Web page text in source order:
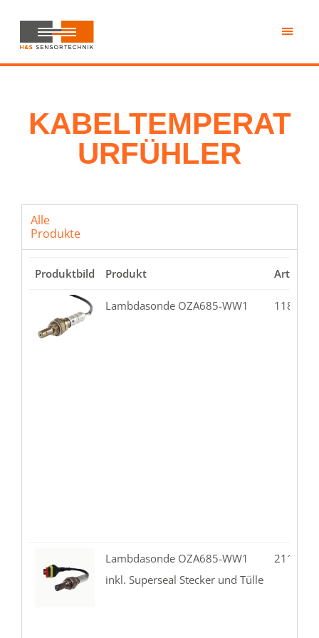
main
content
H&S
Sensortechnik
KABELTEMPERAT
URFÜHLER
Alle
Produkte
Produktbild Produkt
Lambdasonde OZA685-WW1 118.02-
Lambdasonde OZA685-WW1
inkl. Superseal Stecker und Tülle
211.02-